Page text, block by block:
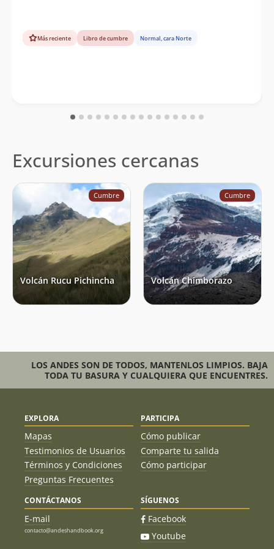
Más reciente Libro de cumbre Normal, cara Norte
Excursiones cercanas
Cumbre
Volcán Rucu Pichincha
Cumbre
Volcán Chimborazo
LOS ANDES SON DE TODOS, MANTENLOS LIMPIOS. BAJA
TODA TU BASURA Y CUALQUIERA QUE ENCUENTRES.
EXPLORA
Mapas
Testimonios de Usuarios
Términos y Condiciones
Preguntas Frecuentes
PARTICIPA
Cómo publicar
Comparte tu salida
Cómo participar
CONTÁCTANOS
E-mail
contacto@andeshandbook.org
SÍGUENOS
Facebook
Youtube